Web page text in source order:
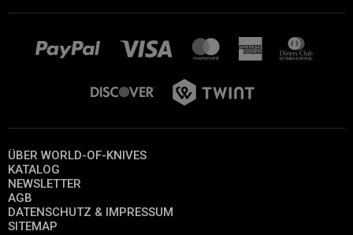
ÜBER WORLD-OF-KNIVES
KATALOG
NEWSLETTER
AGB
DATENSCHUTZ & IMPRESSUM
SITEMAP